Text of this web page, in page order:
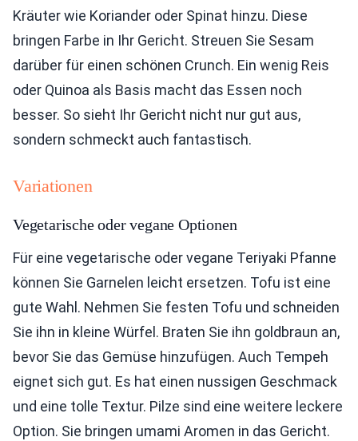
Kräuter wie Koriander oder Spinat hinzu. Diese
bringen Farbe in Ihr Gericht. Streuen Sie Sesam
darüber für einen schönen Crunch. Ein wenig Reis
oder Quinoa als Basis macht das Essen noch
besser. So sieht Ihr Gericht nicht nur gut aus,
sondern schmeckt auch fantastisch.
Variationen
Vegetarische oder vegane Optionen
Für eine vegetarische oder vegane Teriyaki Pfanne
können Sie Garnelen leicht ersetzen. Tofu ist eine
gute Wahl. Nehmen Sie festen Tofu und schneiden
Sie ihn in kleine Würfel. Braten Sie ihn goldbraun an,
bevor Sie das Gemüse hinzufügen. Auch Tempeh
eignet sich gut. Es hat einen nussigen Geschmack
und eine tolle Textur. Pilze sind eine weitere leckere
Option. Sie bringen umami Aromen in das Gericht.